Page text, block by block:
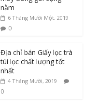
nằm
6 Tháng Mười Một, 2019
0
Địa chỉ bán Giấy lọc trà
túi lọc chất lượng tốt
nhất
4 Tháng Mười, 2019
0